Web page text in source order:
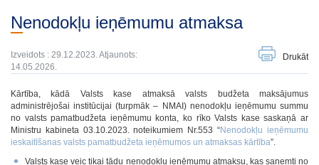
Nenodokļu ieņēmumu atmaksa
Izveidots : 29.12.2023. Atjaunots:
14.05.2026.
Drukāt
Kārtība, kādā Valsts kase atmaksā valsts budžeta maksājumus
administrējošai institūcijai (turpmāk – NMAI) nenodokļu ieņēmumu summu
no valsts pamatbudžeta ieņēmumu konta, ko rīko Valsts kase saskaņā ar
Ministru kabineta 03.10.2023. noteikumiem Nr.553 “Nenodokļu ieņēmumu
ieskaitīšanas valsts pamatbudžeta ieņēmumos un atmaksas kārtība”.
Valsts kase veic tikai tādu nenodokļu ieņēmumu atmaksu, kas saņemti no